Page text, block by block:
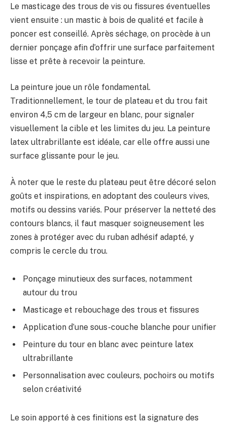
Le masticage des trous de vis ou fissures éventuelles
vient ensuite : un mastic à bois de qualité et facile à
poncer est conseillé. Après séchage, on procède à un
dernier ponçage afin d’offrir une surface parfaitement
lisse et prête à recevoir la peinture.
La peinture joue un rôle fondamental.
Traditionnellement, le tour de plateau et du trou fait
environ 4,5 cm de largeur en blanc, pour signaler
visuellement la cible et les limites du jeu. La peinture
latex ultrabrillante est idéale, car elle offre aussi une
surface glissante pour le jeu.
À noter que le reste du plateau peut être décoré selon
goûts et inspirations, en adoptant des couleurs vives,
motifs ou dessins variés. Pour préserver la netteté des
contours blancs, il faut masquer soigneusement les
zones à protéger avec du ruban adhésif adapté, y
compris le cercle du trou.
Ponçage minutieux des surfaces, notamment
autour du trou
Masticage et rebouchage des trous et fissures
Application d’une sous-couche blanche pour unifier
Peinture du tour en blanc avec peinture latex
ultrabrillante
Personnalisation avec couleurs, pochoirs ou motifs
selon créativité
Le soin apporté à ces finitions est la signature des